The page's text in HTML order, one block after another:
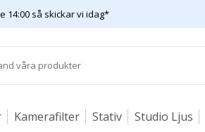
14:00 så skickar vi idag*
Kamerafilter Stativ Studio Ljus